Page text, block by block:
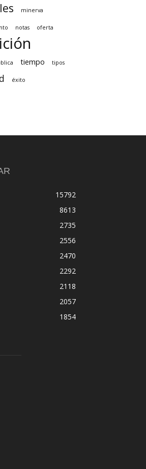
minerva
notas oferta
tiempo tipos
éxito
15792
8613
2735
2556
2470
2292
2118
2057
1854